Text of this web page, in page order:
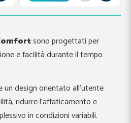
sono progettati per
e facilità durante il tempo
design orientato all’utente
ridurre l’affaticamento e
in condizioni variabili.